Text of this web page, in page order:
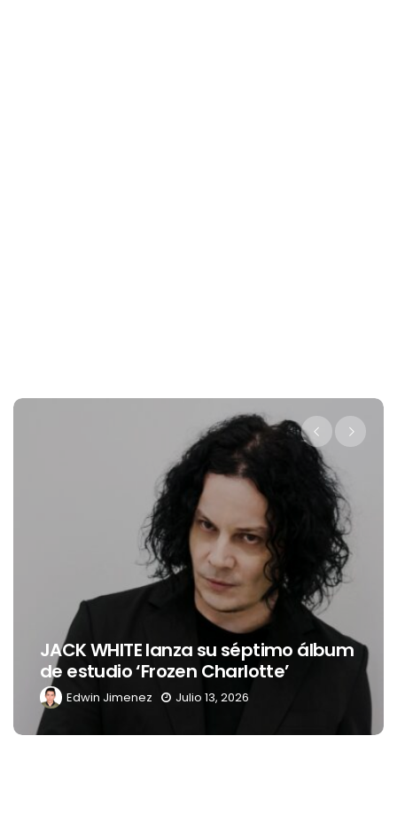
Levi’s® presenta a Belinda como su
nueva embajadora para
Latinoamérica
Edwin Jimenez Julio 13, 2026